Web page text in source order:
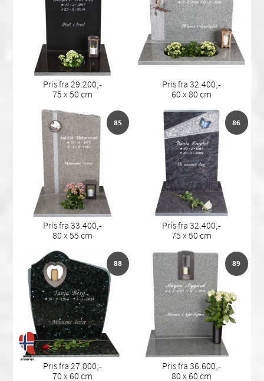
Pris fra 29.200,-
75 x 50 cm
Pris fra 32.400,-
60 x 80 cm
85
Pris fra 33.400,-
80 x 55 cm
86
Pris fra 32.400,-
75 x 50 cm
88
Pris fra 27.000,-
70 x 60 cm
89
Pris fra 36.600,-
80 x 60 cm